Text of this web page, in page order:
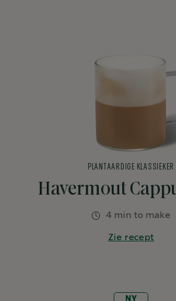
Havermout
PLANTAARDIGE KLASSIEKER
4 min to make
Zie recept
NY